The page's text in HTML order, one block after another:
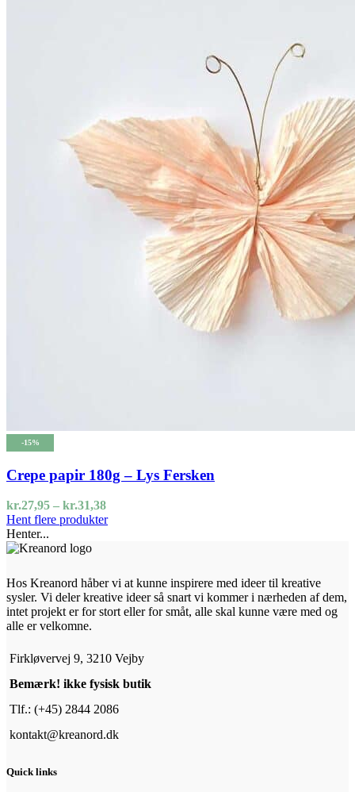
-15%
Crepe papir 180g – Lys Fersken
kr.27,95 – kr.31,38Prisinterval:
kr.27,95
Hent flere produkter
Henter...
Hos Kreanord håber vi at kunne inspirere med ideer til kreative
sysler. Vi deler kreative ideer så snart vi kommer i nærheden af dem,
intet projekt er for stort eller for småt, alle skal kunne være med og
alle er velkomne.
Firkløvervej 9, 3210 Vejby
Bemærk! ikke fysisk butik
Tlf.: (+45) 2844 2086
kontakt@kreanord.dk
Quick links